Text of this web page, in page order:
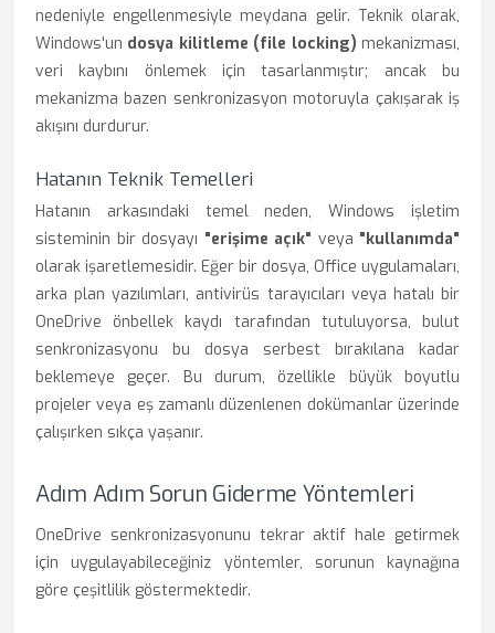
nedeniyle engellenmesiyle meydana gelir. Teknik olarak,
Windows'un dosya kilitleme (file locking) mekanizması,
veri kaybını önlemek için tasarlanmıştır; ancak bu
mekanizma bazen senkronizasyon motoruyla çakışarak iş
akışını durdurur.
Hatanın Teknik Temelleri
Hatanın arkasındaki temel neden, Windows işletim
sisteminin bir dosyayı "erişime açık" veya "kullanımda"
olarak işaretlemesidir. Eğer bir dosya, Office uygulamaları,
arka plan yazılımları, antivirüs tarayıcıları veya hatalı bir
OneDrive önbellek kaydı tarafından tutuluyorsa, bulut
senkronizasyonu bu dosya serbest bırakılana kadar
beklemeye geçer. Bu durum, özellikle büyük boyutlu
projeler veya eş zamanlı düzenlenen dokümanlar üzerinde
çalışırken sıkça yaşanır.
Adım Adım Sorun Giderme Yöntemleri
OneDrive senkronizasyonunu tekrar aktif hale getirmek
için uygulayabileceğiniz yöntemler, sorunun kaynağına
göre çeşitlilik göstermektedir.